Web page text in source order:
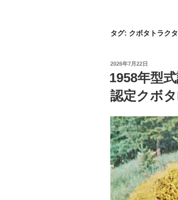
タグ: クボタトラク
投
日:
2026年7月22日
1958年型
認定クボ